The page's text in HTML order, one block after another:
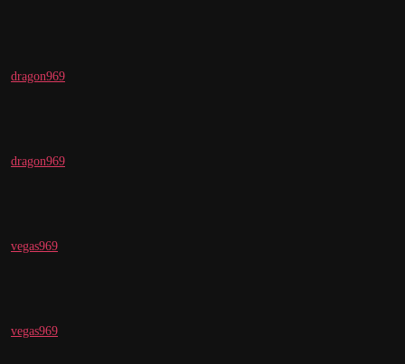
dragon969
dragon969
vegas969
vegas969